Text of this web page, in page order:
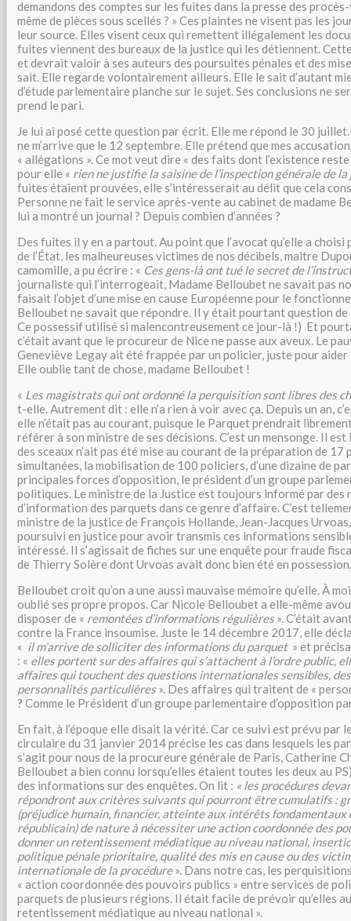
demandons des comptes sur les fuites dans la presse des
même de pièces sous scellés ? » Ces plaintes ne visent pas les
leur source. Elles visent ceux qui remettent illégalement les
fuites viennent des bureaux de la justice qui les détiennent.
et devrait valoir à ses auteurs des poursuites pénales et des
sait. Elle regarde volontairement ailleurs. Elle le sait d’autant
d’étude parlementaire planche sur le sujet. Ses conclusions ne
prend le pari.
Je lui ai posé cette question par écrit. Elle me répond le 30
ne m’arrive que le 12 septembre. Elle prétend que mes
« allégations ». Ce mot veut dire « des faits dont l’existence
pour elle « rien ne justifie la saisine de l’inspection générale de
fuites étaient prouvées, elle s’intéresserait au délit que cela
Personne ne fait le service après-vente au cabinet de madame
lui a montré un journal ? Depuis combien d’années ?
Des fuites il y en a partout. Au point que l’avocat qu’elle a
de l’État, les malheureuses victimes de nos décibels, maitre
camomille, a pu écrire : « Ces gens-là ont tué le secret de
journaliste qui l’interrogeait, Madame Belloubet ne savait pas
faisait l’objet d’une mise en cause Européenne pour le
Belloubet ne savait que répondre. Il y était pourtant question de
Ce possessif utilisé si malencontreusement ce jour-là !) Et
c’était avant que le procureur de Nice ne passe aux aveux. Le
Geneviève Legay ait été frappée par un policier, juste pour
Elle oublie tant de chose, madame Belloubet !
« Les magistrats qui ont ordonné la perquisition sont libres des
t-elle. Autrement dit : elle n’a rien à voir avec ça. Depuis un an,
elle n’était pas au courant, puisque le Parquet prendrait
référer à son ministre de ses décisions. C’est un mensonge. Il
des sceaux n’ait pas été mise au courant de la préparation de
simultanées, la mobilisation de 100 policiers, d’une dizaine de
principales forces d’opposition, le président d’un groupe
politiques. Le ministre de la Justice est toujours informé par des
d’information des parquets dans ce genre d’affaire. C’est
ministre de la justice de François Hollande, Jean-Jacques
poursuivi en justice pour avoir transmis ces informations
intéressé. Il s’agissait de fiches sur une enquête pour fraude
de Thierry Solère dont Urvoas avait donc bien été en possession.
Belloubet croit qu’on a une aussi mauvaise mémoire qu’elle. À
oublié ses propre propos. Car Nicole Belloubet a elle-même
disposer de « remontées d’informations régulières ». C’était
contre la France insoumise. Juste le 14 décembre 2017, elle
« il m’arrive de solliciter des informations du parquet» et
: « elles portent sur des affaires qui s’attachent à l’ordre public,
affaires qui touchent des questions internationales sensibles,
personnalités particulières ». Des affaires qui traitent de «
? Comme le Président d’un groupe parlementaire d’opposition
En fait, à l’époque elle disait la vérité. Car ce suivi est prévu par
circulaire du 31 janvier 2014 précise les cas dans lesquels les
s’agit pour nous de la procureure générale de Paris, Catherine
Belloubet a bien connu lorsqu’elles étaient toutes les deux au
des informations sur des enquêtes. On lit : « les procédures
répondront aux critères suivants qui pourront être cumulatifs :
(préjudice humain, financier, atteinte aux intérêts fondamentaux
républicain) de nature à nécessiter une action coordonnée des
donner un retentissement médiatique au niveau national,
politique pénale prioritaire, qualité des mis en cause ou des
internationale de la procédure». Dans notre cas, les
« action coordonnée des pouvoirs publics » entre services de
parquets de plusieurs régions. Il était facile de prévoir qu’elles
retentissement médiatique au niveau national ».